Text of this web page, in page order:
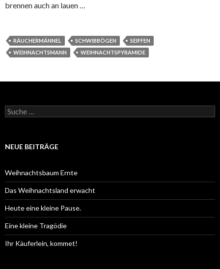
brennen auch an lauen …
RÄUCHERMÄNNEL SCHWIBBÖGEN
SEIFFEN
WEIHNACHTSMANN
WEIHNACHTSPYRAMIDE
S
u
e
c
h
:
NEUE BEITRÄGE
Weihnachtsbaum Ernte
Das Weihnachtsland erwacht
Heute eine kleine Pause.
Eine kleine Tragödie
Ihr Käuferlein, kommet!